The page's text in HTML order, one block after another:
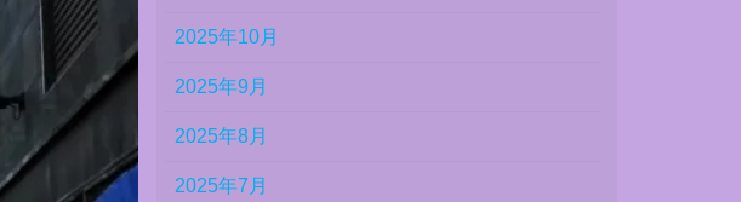
2025年10月
2025年9月
2025年8月
2025年7月